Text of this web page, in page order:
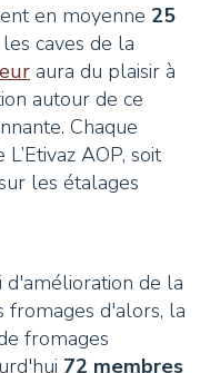
en moyenne 25
caves de la
aura du plaisir à
autour de ce
Chaque
L’Etivaz AOP, soit
les étalages
d'amélioration de la
d'alors, la
fromages
72 membres